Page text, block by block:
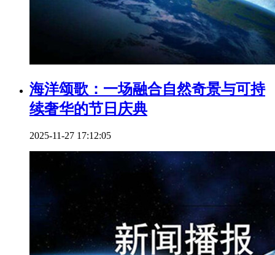
海洋颂歌：一场融合自然奇景与可持
续奢华的节日庆典
2025-11-27 17:12:05